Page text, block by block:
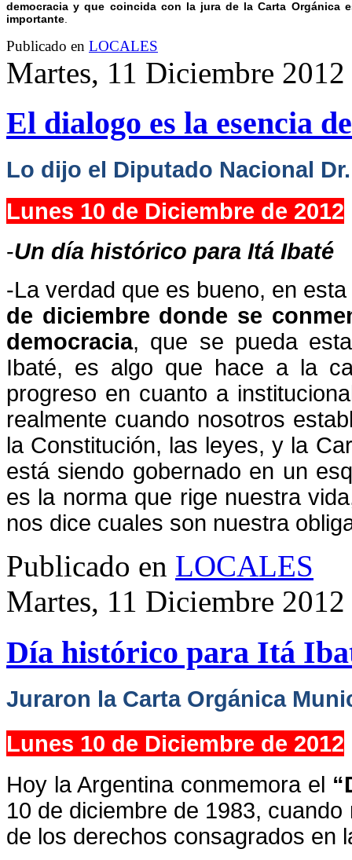
democracia y que coincida con la jura de la Carta Orgánica
importante
Publicado en LOCALES
Martes, 11 Diciembre
El dialogo es la esencia
Lo dijo el Diputado Nacional
Lunes 10 de Diciembre de 2012
-Un día histórico para Itá Ibaté
-La verdad que es bueno, en
de diciembre donde se
democracia, que se pueda
Ibaté, es algo que hace a la
progreso en cuanto a
realmente cuando nosotros
la Constitución, las leyes, y la
está siendo gobernado en un
es la norma que rige nuestra
nos dice cuales son nuestra
Publicado en LOCALES
Martes, 11 Diciembre
Día histórico para Itá
Juraron la Carta Orgánica
Lunes 10 de Diciembre de 2012
Hoy la Argentina conmemora el
10 de diciembre de 1983,
de los derechos consagrados en